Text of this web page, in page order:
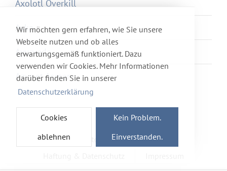
Wir möchten gern erfahren, wie Sie unsere
Webseite nutzen und ob alles
erwartungsgemäß funktioniert. Dazu
verwenden wir Cookies. Mehr Informationen
darüber finden Sie in unserer
Datenschutzerklärung
Cookies
ablehnen
Kein Problem.
Einverstanden.
Axolotl Overkill
Ayka
Ayurveda
Azur et Asmar
Newsletter
Förderverein